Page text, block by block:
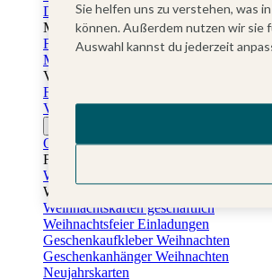
Danksagung Einschulung
Muttertag
Fotogeschenke Muttertag
Muttertagskarten
Vatertag
Fotogeschenke Vatertag
Vatertagskarten
Osterkarten
Fotogeschenke zu Ostern
Weihnachtskarten
Weihnachtskarten selbst gestalten
Weihnachtskarten geschäftlich
Weihnachtsfeier Einladungen
Geschenkaufkleber Weihnachten
Geschenkanhänger Weihnachten
Neujahrskarten
Sie helfen uns zu verstehen, was
können. Außerdem nutzen wir sie
Auswahl kannst du jederzeit